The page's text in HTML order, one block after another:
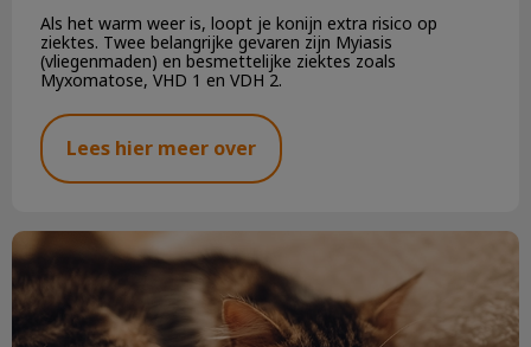
Als het warm weer is, loopt je konijn extra risico op
ziektes. Twee belangrijke gevaren zijn Myiasis
(vliegenmaden) en besmettelijke ziektes zoals
Myxomatose, VHD 1 en VDH 2.
Lees hier meer over
Last minute vuurwerktips